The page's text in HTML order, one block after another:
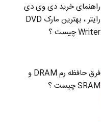
راهنمای خرید دی وی دی
رایتر ، بهترین مارک DVD
Writer چیست ؟
فرق حافظه رم DRAM و
SRAM چیست ؟